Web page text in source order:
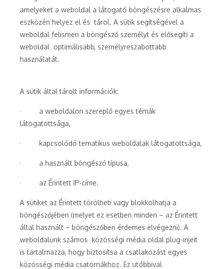
amelyeket a weboldal a látogató böngészésre alkalmas
eszközén helyez el és tárol. A sütik segítségével a
weboldal felismeri a böngésző személyt és elősegíti a
weboldal optimálisabb, személyreszabottabb
használatát.
A sütik által tárolt információk:
· a weboldalon szereplő egyes témák
látogatottsága,
· kapcsolódó tematikus weboldalak látogatottsága,
· a használt böngésző típusa,
· az Érintett IP-címe.
A sütiket az Érintett törölheti vagy blokkolhatja a
böngészőjében (melyet ez esetben minden – az Érintett
által használt – böngészőben érdemes elvégezni). A
weboldalunk számos közösségi média oldal plug-injeit
is tartalmazza, hogy biztosítsa a csatlakozást egyes
közösségi média csatornákhoz. Ez utóbbival